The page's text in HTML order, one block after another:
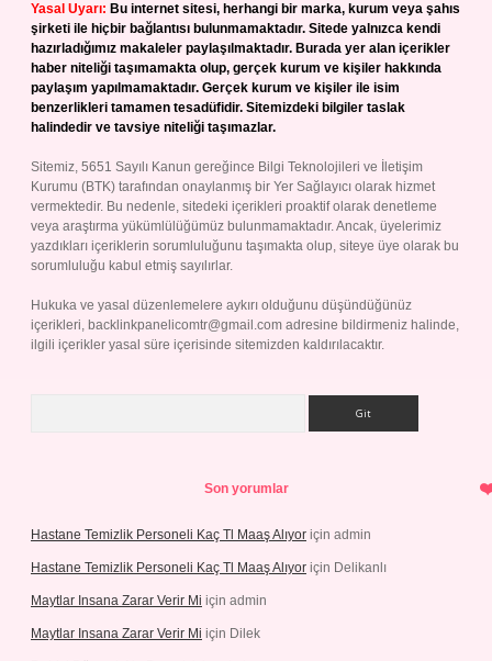
Yasal Uyarı: Bu internet sitesi, herhangi bir marka, kurum veya şahıs
şirketi ile hiçbir bağlantısı bulunmamaktadır. Sitede yalnızca kendi
hazırladığımız makaleler paylaşılmaktadır. Burada yer alan içerikler
haber niteliği taşımamakta olup, gerçek kurum ve kişiler hakkında
paylaşım yapılmamaktadır. Gerçek kurum ve kişiler ile isim
benzerlikleri tamamen tesadüfidir. Sitemizdeki bilgiler taslak
halindedir ve tavsiye niteliği taşımazlar.
Sitemiz, 5651 Sayılı Kanun gereğince Bilgi Teknolojileri ve İletişim
Kurumu (BTK) tarafından onaylanmış bir Yer Sağlayıcı olarak hizmet
vermektedir. Bu nedenle, sitedeki içerikleri proaktif olarak denetleme
veya araştırma yükümlülüğümüz bulunmamaktadır. Ancak, üyelerimiz
yazdıkları içeriklerin sorumluluğunu taşımakta olup, siteye üye olarak bu
sorumluluğu kabul etmiş sayılırlar.
Hukuka ve yasal düzenlemelere aykırı olduğunu düşündüğünüz
içerikleri, backlinkpanelicomtr@gmail.com adresine bildirmeniz halinde,
ilgili içerikler yasal süre içerisinde sitemizden kaldırılacaktır.
Son yorumlar
Hastane Temizlik Personeli Kaç Tl Maaş Alıyor için admin
Hastane Temizlik Personeli Kaç Tl Maaş Alıyor için Delikanlı
Maytlar Insana Zarar Verir Mi için admin
Maytlar Insana Zarar Verir Mi için Dilek